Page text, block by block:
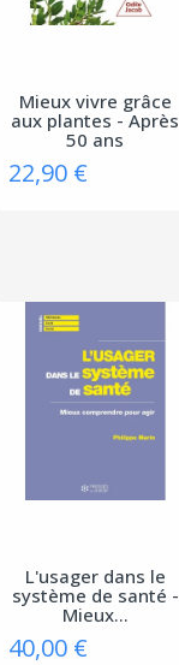
Mieux vivre grâce
aux plantes - Après
50 ans
22,90 €
L'usager dans le
système de santé -
Mieux...
40,00 €